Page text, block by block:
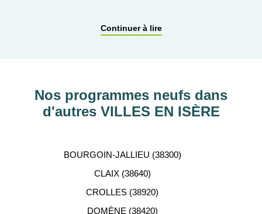
pour affiner vos critères. Vous pourrez également
ACCOMPAGNEMENT
Notre équipe de conseillers se tient gratuitement à
Continuer à lire
Nos programmes neufs dans
d'autres VILLES EN ISÈRE
BOURGOIN-JALLIEU (38300)
CLAIX (38640)
CROLLES (38920)
DOMÈNE (38420)